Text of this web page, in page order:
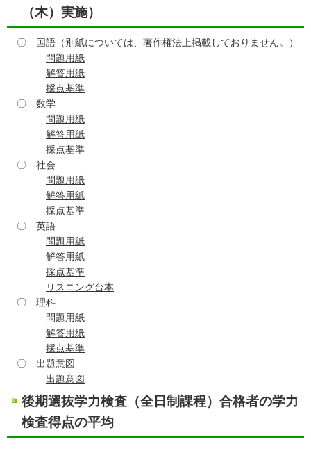
（木）実施）
〇 国語（別紙については、著作権法上掲載しておりません。）
問題用紙
解答用紙
採点基準
〇 数学
問題用紙
解答用紙
採点基準
〇 社会
問題用紙
解答用紙
採点基準
〇 英語
問題用紙
解答用紙
採点基準
リスニング台本
〇 理科
問題用紙
解答用紙
採点基準
〇 出題意図
出題意図
後期選抜学力検査（全日制課程）合格者の学力
検査得点の平均